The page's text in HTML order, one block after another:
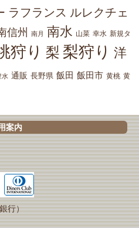
ラフランス ルレクチェ
信州 南月 南水 山菜 幸水 新規タ
狩り 梨 梨狩り 洋
水 通販 長野県 飯田 飯田市 黄桃 黄
案内
行）